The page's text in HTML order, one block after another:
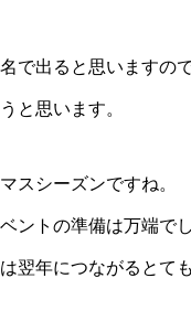
で出ると思いますの
と思います。
スシーズンですね。
ントの準備は万端で
翌年につながるとて